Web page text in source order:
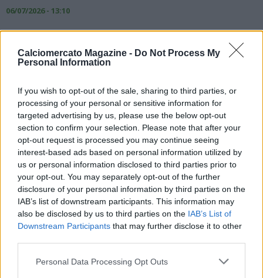
Calciomercato Magazine - Do Not Process My
Personal Information
If you wish to opt-out of the sale, sharing to third parties, or
processing of your personal or sensitive information for
targeted advertising by us, please use the below opt-out
section to confirm your selection. Please note that after your
opt-out request is processed you may continue seeing
interest-based ads based on personal information utilized by
us or personal information disclosed to third parties prior to
your opt-out. You may separately opt-out of the further
disclosure of your personal information by third parties on the
IAB’s list of downstream participants. This information may
also be disclosed by us to third parties on the IAB’s List of
Downstream Participants that may further disclose it to other
Personal Data Processing Opt Outs
06/07/2026 - 13:10
Il mercato del Napoli dipende dalle cessioni, questa è la linea
dettata dalla società e dal direttore sportivo Giovanni Manna.
In tal senso sarà importante il confronto con Massimiliano
rosa. Stando a quanto riferisce l'edizione odierna de Il
Mattino, tra i casi ancora aperti ci sono anche David Neres e
Noa Lang, non incedibili di fronte ad una congrua offerta. Sulla
lista è presente anche Lorenzo Lucca, che però può ancora
giocarsi una possibilità in ritiro.